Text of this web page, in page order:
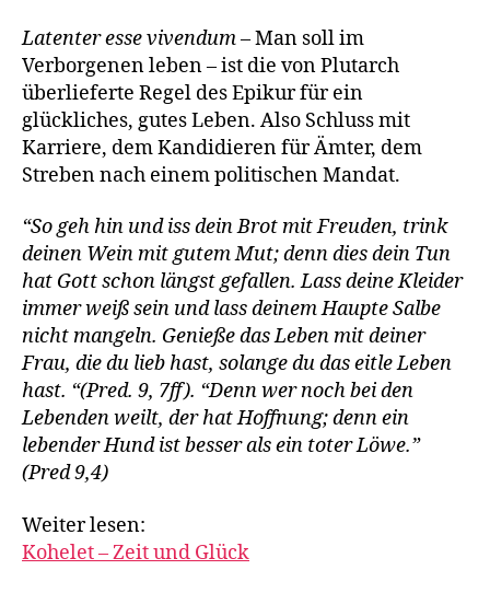
Latenter esse vivendum– Man soll im
Verborgenen leben – ist die von Plutarch
überlieferte Regel des Epikur für ein
glückliches, gutes Leben. Also Schluss mit
Karriere, dem Kandidieren für Ämter, dem
Streben nach einem politischen Mandat.
“So geh hin und iss dein Brot mit Freuden, trink
deinen Wein mit gutem Mut; denn dies dein Tun
hat Gott schon längst gefallen. Lass deine Kleider
immer weiß sein und lass deinem Haupte Salbe
nicht mangeln. Genieße das Leben mit deiner
Frau, die du lieb hast, solange du das eitle Leben
hast. “(Pred. 9, 7ff). “Denn wer noch bei den
Lebenden weilt, der hat Hoffnung; denn ein
lebender Hund ist besser als ein toter Löwe.”
(Pred 9,4)
Weiter lesen:
Kohelet – Zeit und Glück